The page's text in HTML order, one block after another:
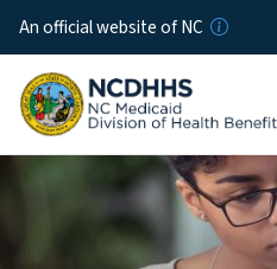
An official website of NC